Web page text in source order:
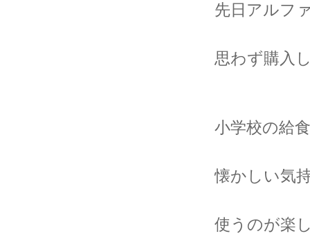
先日アルフ
思わず購入
小学校の給
懐かしい気
使うのが楽